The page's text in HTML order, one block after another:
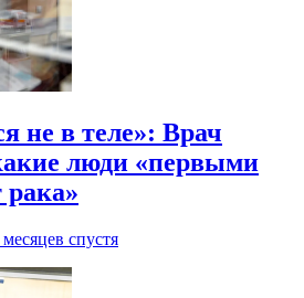
не в теле»: Врач
люди «первыми
спустя